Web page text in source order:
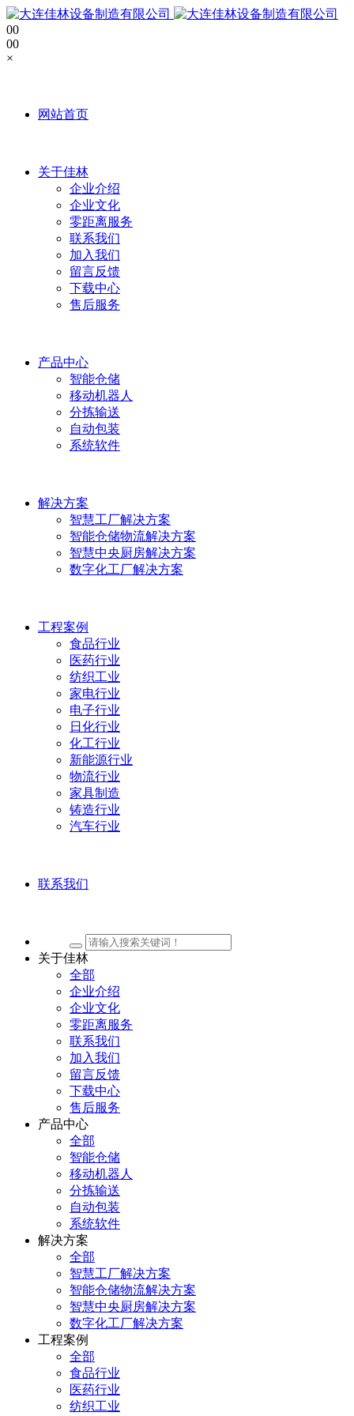
00
00
×
网站首页
关于佳林
企业介绍
企业文化
零距离服务
联系我们
加入我们
留言反馈
下载中心
售后服务
产品中心
智能仓储
移动机器人
分拣输送
自动包装
系统软件
解决方案
智慧工厂解决方案
智能仓储物流解决方案
智慧中央厨房解决方案
数字化工厂解决方案
工程案例
食品行业
医药行业
纺织工业
家电行业
电子行业
日化行业
化工行业
新能源行业
物流行业
家具制造
铸造行业
汽车行业
联系我们
关于佳林
全部
企业介绍
企业文化
零距离服务
联系我们
加入我们
留言反馈
下载中心
售后服务
产品中心
全部
智能仓储
移动机器人
分拣输送
自动包装
系统软件
解决方案
全部
智慧工厂解决方案
智能仓储物流解决方案
智慧中央厨房解决方案
数字化工厂解决方案
工程案例
全部
食品行业
医药行业
纺织工业